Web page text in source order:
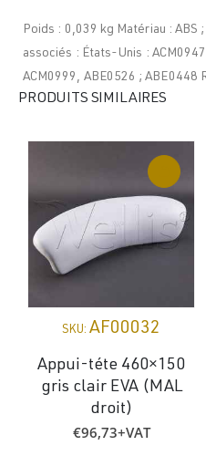
Poids : 0,039 kg Matériau : ABS
associés : États-Unis :
ACM0999, ABE0526 ; ABE0448
PRODUITS SIMILAIRES
SKU: AF00032
Appui-téte 460×150
gris clair EVA (MAL
droit)
€96,73+VAT